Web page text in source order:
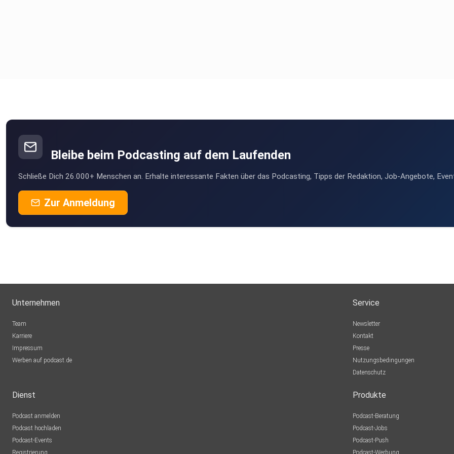
Bleibe beim Podcasting auf dem Laufenden
Schließe Dich 26.000+ Menschen an. Erhalte interessante Fakten über das Podcasting, Tipps der Redaktion, Job-Angebote,
Zur Anmeldung
Unternehmen
Team
Karriere
Impressum
Werben auf podcast.de
Service
Newsletter
Kontakt
Presse
Nutzungsbedingungen
Datenschutz
Dienst
Podcast anmelden
Podcast hochladen
Podcast-Events
Registrierung
Produkte
Podcast-Beratung
Podcast-Jobs
Podcast-Push
Podcast-Werbung